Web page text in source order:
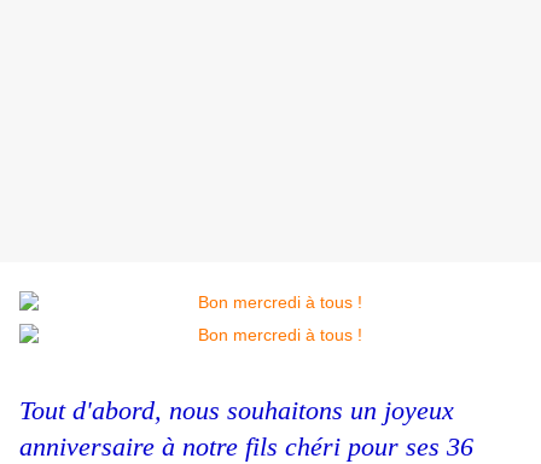
Tout d'abord, nous souhaitons un joyeux
anniversaire à notre fils chéri pour ses 36